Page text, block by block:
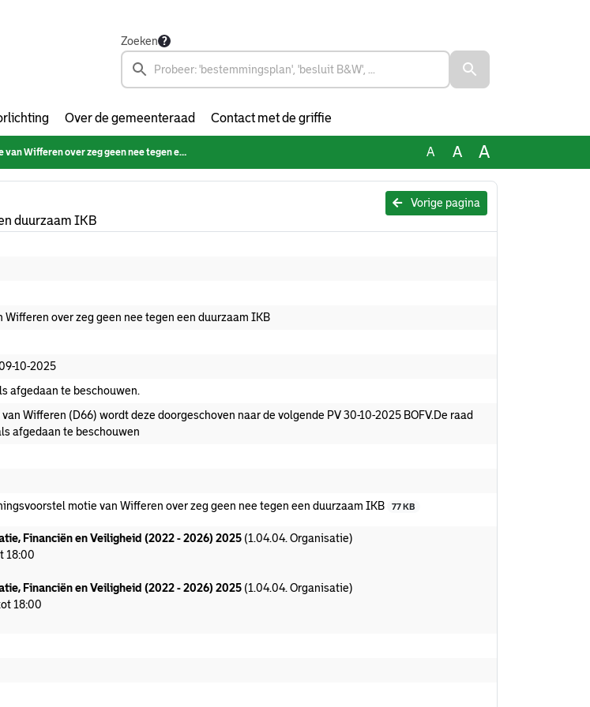
Zoeken
Over de gemeenteraad Contact met de griffie
over zeg geen nee tegen een duurzaam IKB A A A
Vorige pagina
duurzaam IKB
over zeg geen nee tegen een duurzaam IKB
10-2025
afgedaan te beschouwen.
Wifferen (D66) wordt deze doorgeschoven naar de volgende PV 30-10-2025 BOFV.De raad
afgedaan te beschouwen
motie van Wifferen over zeg geen nee tegen een duurzaam IKB 77 KB
Financiën en Veiligheid (2022 - 2026) 2025 (1.04.04. Organisatie)
18:00
Financiën en Veiligheid (2022 - 2026) 2025 (1.04.04. Organisatie)
18:00